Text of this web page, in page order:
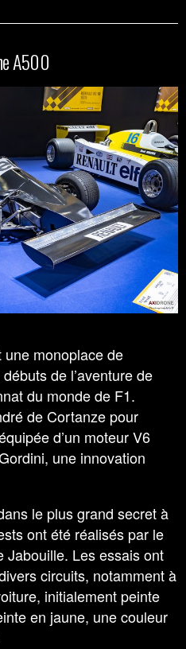
A500
une monoplace de
de l’aventure de
du monde de F1.
de Cortanze pour
d’un moteur V6
une innovation
le plus grand secret à
ont été réalisés par le
Jabouille. Les essais ont
circuits, notamment à
initialement peinte
en jaune, une couleur